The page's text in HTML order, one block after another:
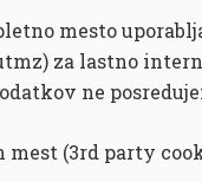
mesto
za lastno
ne
(3rd party